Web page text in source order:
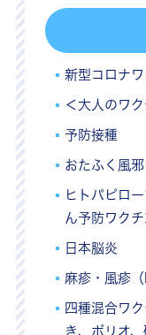
新型コロナワ
＜大人のワ
予防接種
おたふく風邪
ヒトパピロ
ん予防ワクチ
日本脳炎
麻疹・風疹（
四種混合ワ
き、ポリオ、